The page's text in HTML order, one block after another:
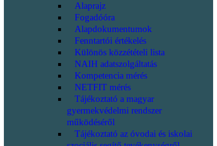
Alaprajz
Fogadóóra
Alapdokumentumok
Fenntartói értékelés
Különös közzétételi lista
NAIH adatszolgáltatás
Kompetencia mérés
NETFIT mérés
Tájékoztató a magyar
gyermekvédelmi rendszer
működéséről
Tájékoztató az óvodai és iskolai